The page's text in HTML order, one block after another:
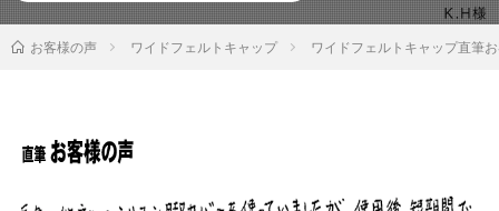
お客様の声 ワイドフェルトキャップ ワイドフェルトキャップ直筆